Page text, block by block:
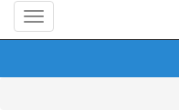
منوی
سایت
بیست